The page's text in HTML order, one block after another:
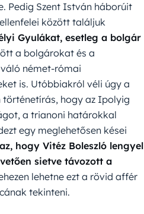
Pedig Szent István háborúit
között találjuk
Gyulákat, esetleg a bolgár
a bolgárokat és a
német-római
is. Utóbbiakról véli úgy a
történetírás, hogy az Ipolyig
a trianoni határokkal
egy meglehetősen kései
hogy Vitéz Boleszló lengyel
sietve távozott a
lehetne ezt a rövid affér
tekinteni.